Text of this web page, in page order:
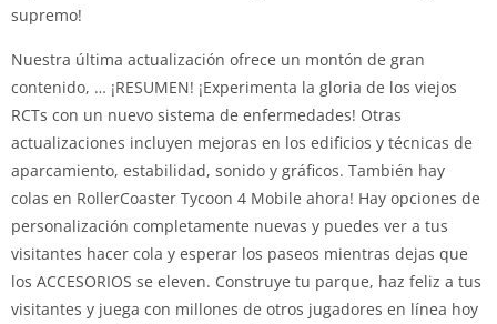
supremo!
Nuestra última actualización ofrece un montón de gran
contenido, … ¡RESUMEN! ¡Experimenta la gloria de los viejos
RCTs con un nuevo sistema de enfermedades! Otras
actualizaciones incluyen mejoras en los edificios y técnicas de
aparcamiento, estabilidad, sonido y gráficos. También hay
colas en RollerCoaster Tycoon 4 Mobile ahora! Hay opciones de
personalización completamente nuevas y puedes ver a tus
visitantes hacer cola y esperar los paseos mientras dejas que
los ACCESORIOS se eleven. Construye tu parque, haz feliz a tus
visitantes y juega con millones de otros jugadores en línea hoy